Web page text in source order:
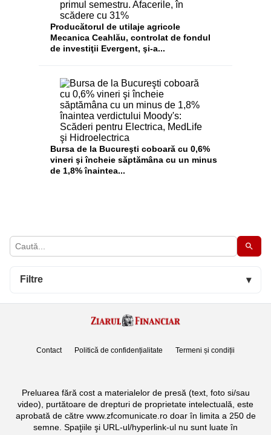
Filtre ▾
Producătorul de utilaje agricole
Mecanica Ceahlău, controlat de fondul
de investiţii Evergent, şi-a...
Bursa de la Bucureşti coboară cu 0,6%
vineri şi încheie săptămâna cu un minus
de 1,8% înaintea...
Contact Politică de confidențialitate Termeni și condiții
Preluarea fără cost a materialelor de presă (text, foto si/sau
video), purtătoare de drepturi de proprietate intelectuală, este
aprobată de către www.zfcomunicate.ro doar în limita a 250 de
semne. Spaţiile şi URL-ul/hyperlink-ul nu sunt luate în